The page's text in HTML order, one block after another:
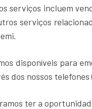
serviços incluem
serviços
disponíveis para
dos nossos telefones
ter a